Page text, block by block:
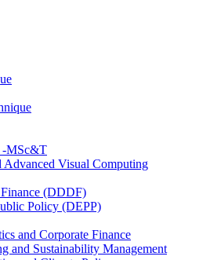
-MSc&T
Visual Computing
(DDDF)
Policy (DEPP)
and Corporate Finance
and Sustainability Management